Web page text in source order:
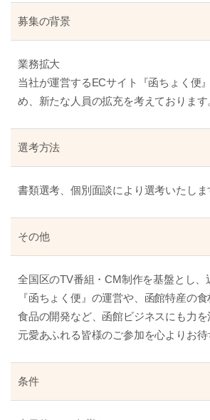
募集の背景
業務拡大
当社が運営するECサイト『函ちょく便
め、新たな人員の拡充を考えております
選考方法
書類選考、個別面談により選考いたしま
その他
全国区のTV番組・CM制作を基盤とし、
『函ちょく便』の運営や、函館特産の
食品の開発など、函館ビジネスにも力
元愛あふれる皆様のご参加を心よりお待
条件